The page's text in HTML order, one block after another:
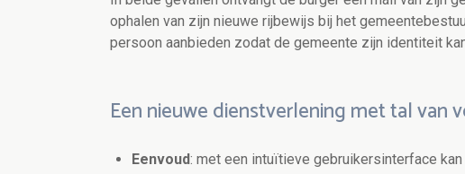
ophalen van zijn nieuwe rijbewijs bij het
persoon aanbieden zodat de gemeente zijn identiteit
Een nieuwe dienstverlening met tal van
Eenvoud: met een intuïtieve gebruikersinterface